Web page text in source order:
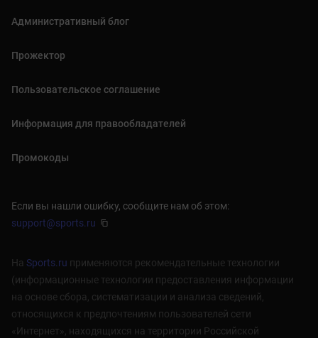
Административный блог
Прожектор
Пользовательское соглашение
Информация для правообладателей
Промокоды
Если вы нашли ошибку, сообщите нам об этом:
support@sports.ru
На Sports.ru применяются рекомендательные технологии
(информационные технологии предоставления информации
на основе сбора, систематизации и анализа сведений,
относящихся к предпочтениям пользователей сети
«Интернет», находящихся на территории Российской